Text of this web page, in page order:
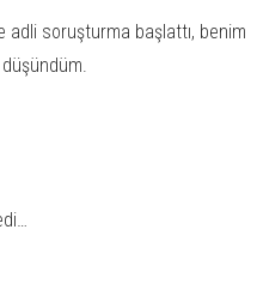
adli soruşturma başlattı, benim